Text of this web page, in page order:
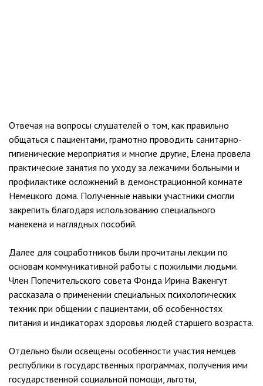
Отвечая на вопросы слушателей о том, как правильно
общаться с пациентами, грамотно проводить санитарно-
гигиенические мероприятия и многие другие, Елена провела
практические занятия по уходу за лежачими больными и
профилактике осложнений в демонстрационной комнате
Немецкого дома. Полученные навыки участники смогли
закрепить благодаря использованию специального
манекена и наглядных пособий.
Далее для соцработников были прочитаны лекции по
основам коммуникативной работы с пожилыми людьми.
Член Попечительского совета Фонда Ирина Вакенгут
рассказала о применении специальных психологических
техник при общении с пациентами, об особенностях
питания и индикаторах здоровья людей старшего возраста.
Отдельно были освещены особенности участия немцев
республики в государственных программах, получения ими
государственной социальной помощи, льготы,